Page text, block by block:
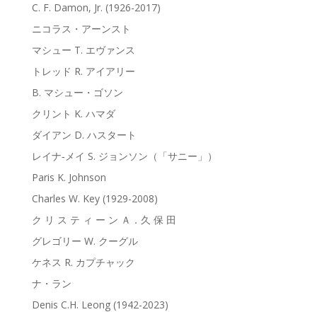
C. F. Damon, Jr. (1926-2017)
ニコラス・アーンスト
マシュー T. エヴァンス
トレッド R. アイアリー
B. マシュー・ゴソン
クリント K. ハマダ
ダイアン D. ハスタート
レイナ‐メイ S. ジョンソン（「サニー」）
Paris K. Johnson
Charles W. Key (1929-2008)
ク リ ス テ ィ ー ン Ａ．久 保 田
グレゴリー W. クーグル
ケネス R. カプチャック
ナ・ラン
Denis C.H. Leong (1942-2023)